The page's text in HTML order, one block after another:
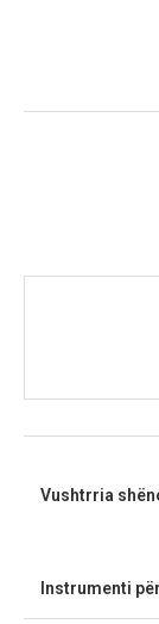
Vushtrria
Instrumenti